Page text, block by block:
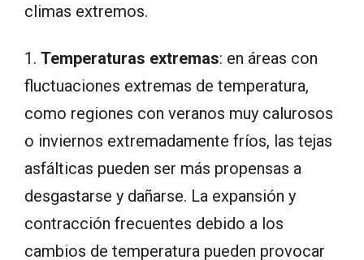
climas extremos.
1. Temperaturas extremas: en áreas con
fluctuaciones extremas de temperatura,
como regiones con veranos muy calurosos
o inviernos extremadamente fríos, las tejas
asfálticas pueden ser más propensas a
desgastarse y dañarse. La expansión y
contracción frecuentes debido a los
cambios de temperatura pueden provocar